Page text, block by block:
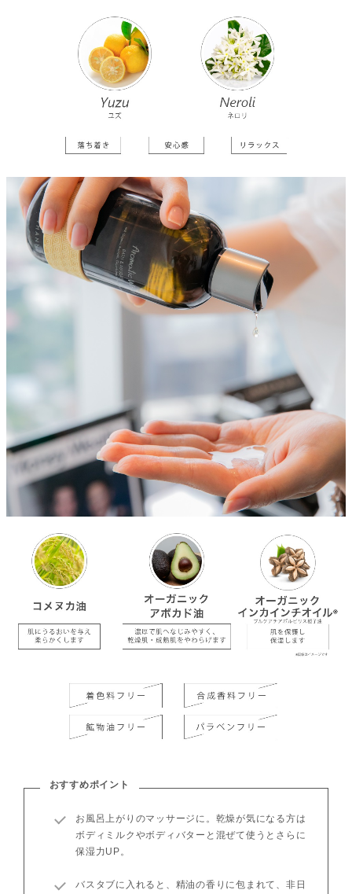
おすすめポイント
お風呂上がりのマッサージに。乾燥が気になる方は
ボディミルクやボディバターと混ぜて使うとさらに
保湿力UP。
バスタブに入れると、精油の香りに包まれて、非日